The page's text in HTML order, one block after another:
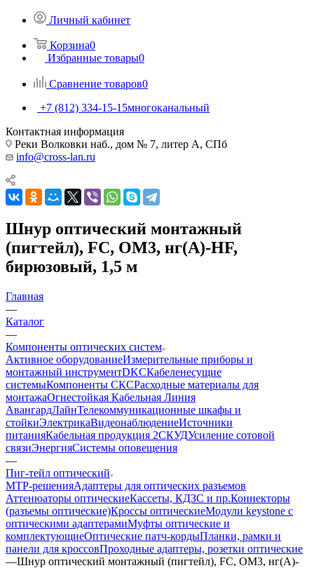
Личный кабинет
Корзина0
Избранные товары0
Сравнение товаров0
+7 (812) 334-15-15многоканальный
Контактная информация
Реки Волковки наб., дом № 7, литер А, СПб
info@cross-lan.ru
Шнур оптический монтажный
(пигтейл), FC, OM3, нг(А)-HF,
бирюзовый, 1,5 м
Главная
—
Каталог
—
Компоненты оптических систем
Активное оборудованиеИзмерительные приборы и
монтажный инструментDKCКабеленесущие
системыКомпоненты СКСРасходные материалы для
монтажаОгнестойкая Кабельная Линия
АвангардЛайнТелекоммуникационные шкафы и
стойкиЭлектрикаВидеонаблюдениеИсточники
питанияКабельная продукция 2СКУДУсиление сотовой
связиЭнергияСистемы оповещения
—
Пиг-тейл оптический
MTP-решенияАдаптеры для оптических разъемов
Аттенюаторы оптическиеКассеты, КДЗС и пр.Коннекторы
(разъемы оптические)Кроссы оптическиеМодули keystone с
оптическими адаптерамиМуфты оптические и
комплектующиеОптические патч-кордыПланки, рамки и
панели для кроссовПроходные адаптеры, розетки оптические
—Шнур оптический монтажный (пигтейл), FC, OM3, нг(А)-